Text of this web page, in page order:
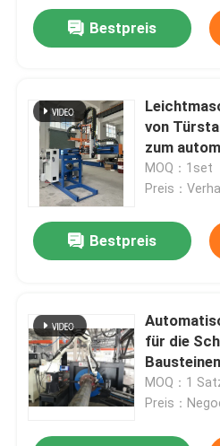
Bestpreis
von
zum
350 mm,
MOQ：1set
Preis：
Bestpreis
für die
Monopole
MOQ：1
Preis：